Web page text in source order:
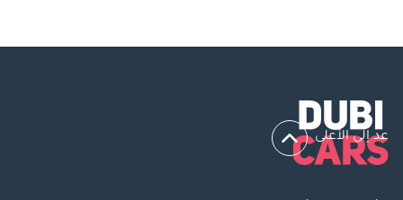
عد إلى الأعلى